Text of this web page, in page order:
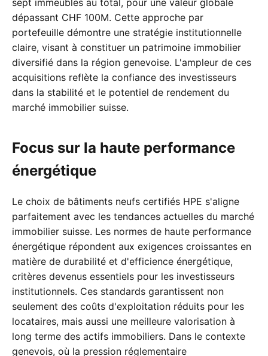
sept immeubles au total, pour une valeur globale
dépassant CHF 100M. Cette approche par
portefeuille démontre une stratégie institutionnelle
claire, visant à constituer un patrimoine immobilier
diversifié dans la région genevoise. L'ampleur de ces
acquisitions reflète la confiance des investisseurs
dans la stabilité et le potentiel de rendement du
marché immobilier suisse.
Focus sur la haute performance
énergétique
Le choix de bâtiments neufs certifiés HPE s'aligne
parfaitement avec les tendances actuelles du marché
immobilier suisse. Les normes de haute performance
énergétique répondent aux exigences croissantes en
matière de durabilité et d'efficience énergétique,
critères devenus essentiels pour les investisseurs
institutionnels. Ces standards garantissent non
seulement des coûts d'exploitation réduits pour les
locataires, mais aussi une meilleure valorisation à
long terme des actifs immobiliers. Dans le contexte
genevois, où la pression réglementaire